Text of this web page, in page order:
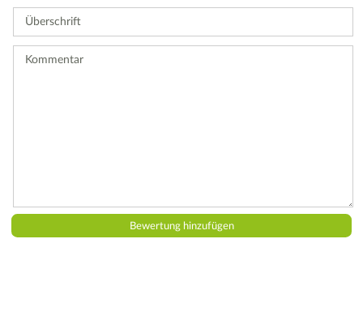
eine